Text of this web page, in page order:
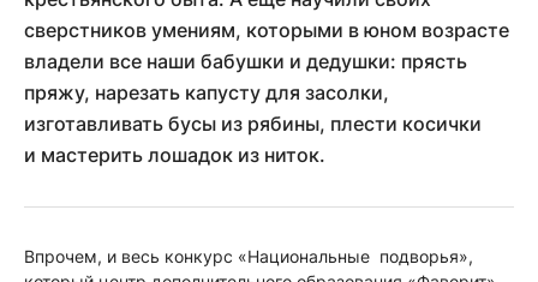
сверстников умениям, которыми в юном возрасте
владели все наши бабушки и дедушки: прясть
пряжу, нарезать капусту для засолки,
изготавливать бусы из рябины, плести косички
и мастерить лошадок из ниток.
Впрочем, и весь конкурс «Национальные подворья»,